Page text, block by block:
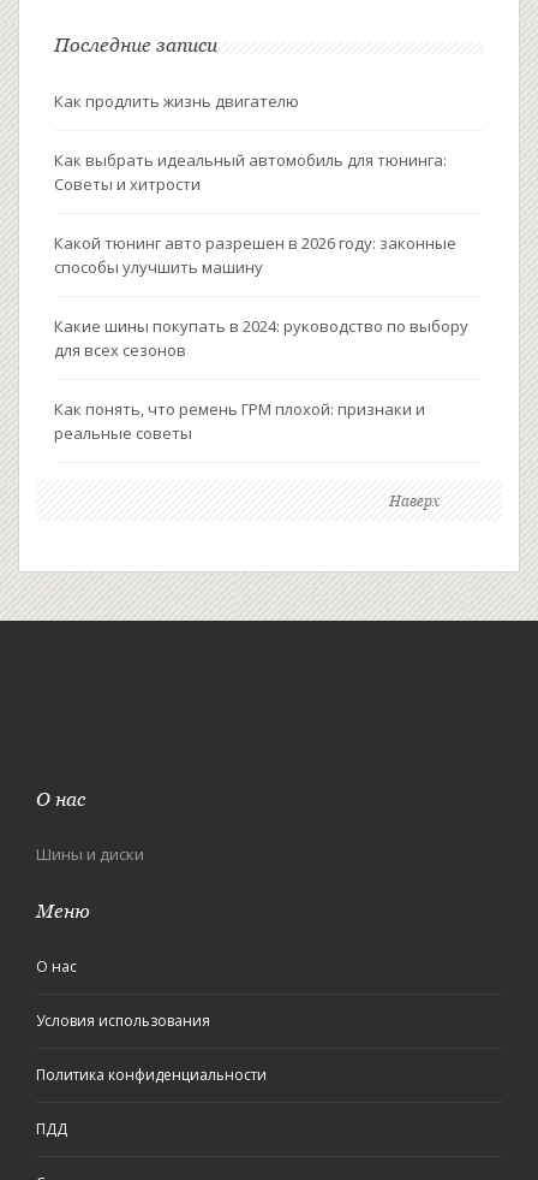
Последние записи
Как продлить жизнь двигателю
Как выбрать идеальный автомобиль для тюнинга:
Советы и хитрости
Какой тюнинг авто разрешен в 2026 году: законные
способы улучшить машину
Какие шины покупать в 2024: руководство по выбору
для всех сезонов
Как понять, что ремень ГРМ плохой: признаки и
реальные советы
Наверх
О нас
Шины и диски
Меню
О нас
Условия использования
Политика конфиденциальности
ПДД